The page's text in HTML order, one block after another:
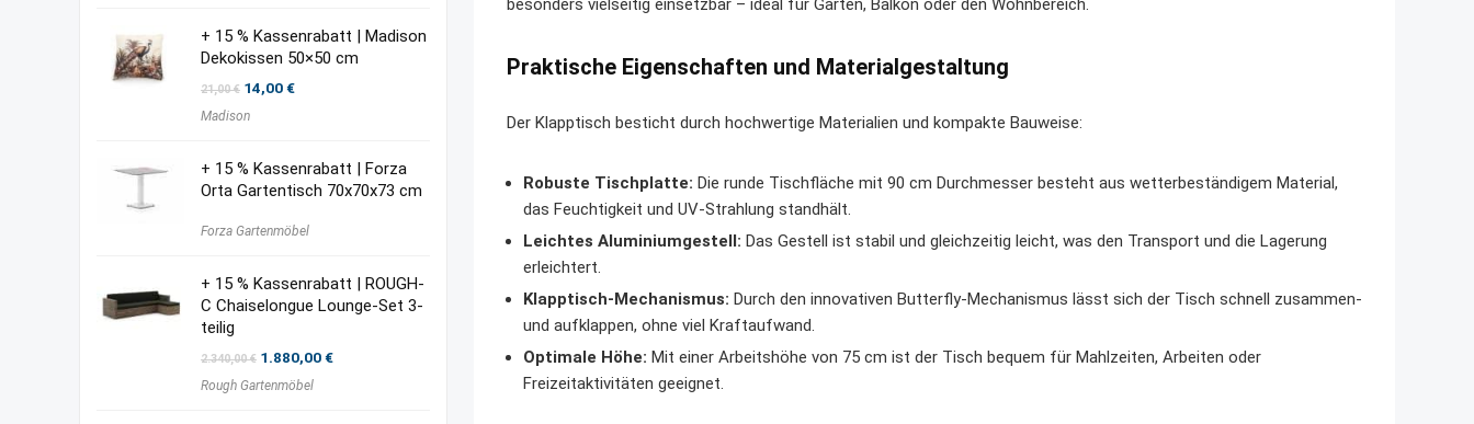
besonders vielseitig einsetzbar – ideal für Garten, Balkon oder den Wohnbereich.
Praktische Eigenschaften und Materialgestaltung
Der Klapptisch besticht durch hochwertige Materialien und kompakte Bauweise:
Robuste Tischplatte: Die runde Tischfläche mit 90 cm Durchmesser besteht aus wetterbeständigem Material,
das Feuchtigkeit und UV-Strahlung standhält.
Leichtes Aluminiumgestell: Das Gestell ist stabil und gleichzeitig leicht, was den Transport und die Lagerung
erleichtert.
Klapptisch-Mechanismus: Durch den innovativen Butterfly-Mechanismus lässt sich der Tisch schnell zusammen-
und aufklappen, ohne viel Kraftaufwand.
Optimale Höhe: Mit einer Arbeitshöhe von 75 cm ist der Tisch bequem für Mahlzeiten, Arbeiten oder
Freizeitaktivitäten geeignet.
+ 15 % Kassenrabatt | Madison
Dekokissen 50×50 cm
21,00€ Ursprünglicher
war:
14,00€Aktueller
Madison
+ 15 % Kassenrabatt | Forza
Orta Gartentisch 70x70x73 cm
Forza Gartenmöbel
+ 15 % Kassenrabatt | ROUGH-
C Chaiselongue Lounge-Set 3-
teilig
2.340,00€ Ursprünglicher
war:
1.880,00€Aktueller
Rough Gartenmöbel